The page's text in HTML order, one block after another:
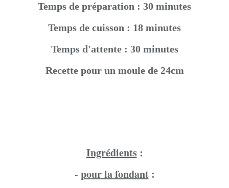
Temps de préparation : 30 minutes
Temps de cuisson : 18 minutes
Temps d'attente : 30 minutes
Recette pour un moule de 24cm
Ingrédients:
- pour la fondant: